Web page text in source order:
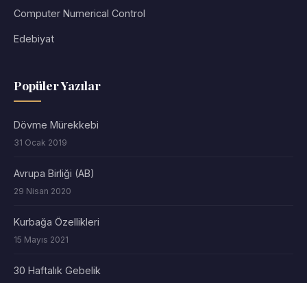
Computer Numerical Control
Edebiyat
Popüler Yazılar
Dövme Mürekkebi
31 Ocak 2019
Avrupa Birliği (AB)
29 Nisan 2020
Kurbağa Özellikleri
15 Mayıs 2021
30 Haftalık Gebelik